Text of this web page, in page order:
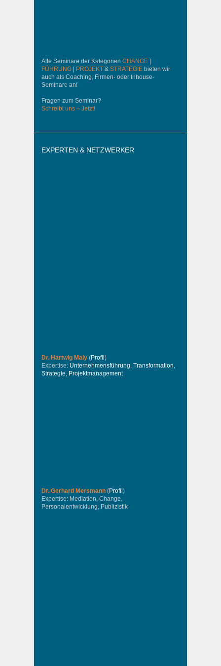
Alle Seminare der Kategorien CHANGE
FÜHRUNG
PROJEKT & STRATEGIE bieten wir
auch als Coaching, Firmen- oder Inhouse-
Seminare an!
Fragen zum Seminar?
Schreibt uns – Jetzt!
EXPERTEN & NETZWERKER
Dr. Hartwig Maly (Profil )
Expertise: Unternehmensführung, Transformation,
Strategie, Projektmanagement
Dr. Gerhard Mersmann (Profil )
Expertise: Mediation, Change,
Personalentwicklung, Publizistik